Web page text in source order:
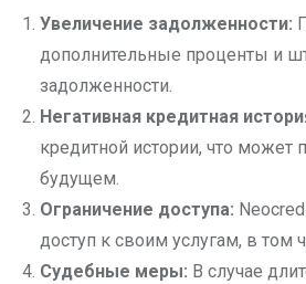
Увеличение задолженности:
дополнительные проценты и
задолженности.
Негативная кредитная
кредитной истории, что может
будущем.
Ограничение доступа:
доступ к своим услугам, в том
Судебные меры: В случае